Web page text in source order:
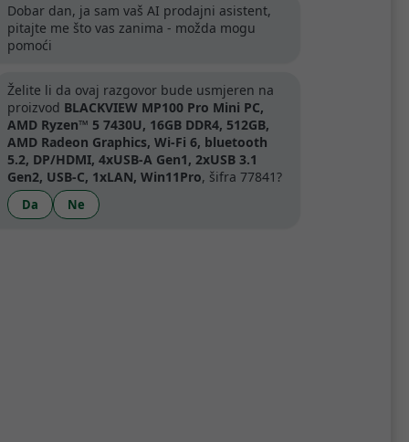
samo za tvrtke koje se bave
i obradu velikih datoteka.
sve, od slušalica do
Dobar dan, ja sam vaš AI prodajni asistent,
pitajte me što vas zanima - možda mogu
pomoći
Želite li da ovaj razgovor bude usmjeren na
proizvod BLACKVIEW MP100 Pro Mini PC,
AMD Ryzen™ 5 7430U, 16GB DDR4, 512GB,
AMD Radeon Graphics, Wi-Fi 6, bluetooth
5.2, DP/HDMI, 4xUSB-A Gen1, 2xUSB 3.1
Gen2, USB-C, 1xLAN, Win11Pro, šifra 77841?
Da Ne